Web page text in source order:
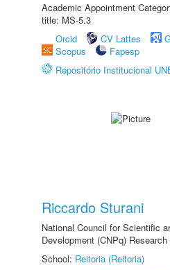
Academic Appointment
title: MS-5.3
Orcid
CV Lattes
Scopus
Fapesp
Repositório Institucional
Riccardo Sturani
National Council for Scientific
Development (CNPq)
School: Reitoria (Reitoria)